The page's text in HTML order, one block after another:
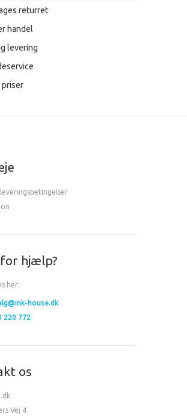
returret
handel
levering
priser
leveringsbetingelser
hjælp?
her:
house.dk
220 772
os
Vej 4